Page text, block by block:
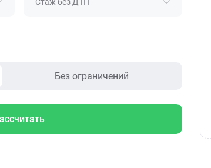
Без ограничений